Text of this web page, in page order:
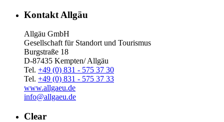
Kontakt Allgäu
Allgäu GmbH
Gesellschaft für Standort und Tourismus
Burgstraße 18
D-87435 Kempten/ Allgäu
Tel. +49 (0) 831 - 575 37 30
Tel. +49 (0) 831 - 575 37 33
www.allgaeu.de
info@allgaeu.de
Clear